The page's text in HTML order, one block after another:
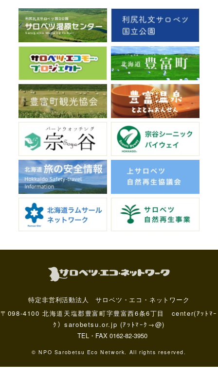
特定非営利活動法人 サロベツ・エコ・ネットワーク
〒098-4100 北海道天塩郡豊富町字豊富西6条6丁目 center(ｱｯﾄﾏｰ
ｸ）sarobetsu.or.jp (ｱｯﾄﾏｰｸ→@)
TEL・FAX 0162-82-3950
© NPO Sarobetsu Eco Network. All rights reserved.